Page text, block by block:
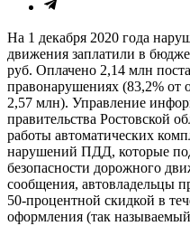
На 1 декабря 2020 года
движения заплатили в
руб. Оплачено 2,14 млн
правонарушениях (83,2%
2,57 млн). Управление
правительства Ростовской
работы автоматических
нарушений ПДД, которые
безопасности дорожного
сообщения, автовладельцы
50-процентной скидкой в
оформления (так